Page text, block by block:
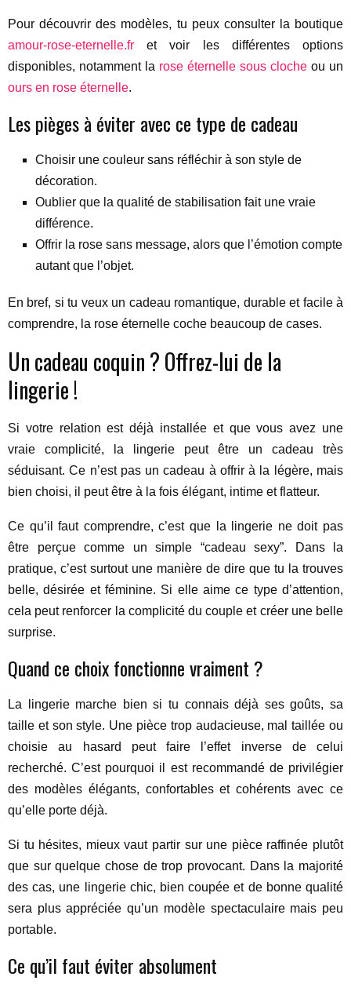
Pour découvrir des modèles, tu peux consulter la boutique
amour-rose-eternelle.fr et voir les différentes options
disponibles, notamment la rose éternelle sous cloche ou un
ours en rose éternelle.
Les pièges à éviter avec ce type de cadeau
Choisir une couleur sans réfléchir à son style de
décoration.
Oublier que la qualité de stabilisation fait une vraie
différence.
Offrir la rose sans message, alors que l’émotion compte
autant que l’objet.
En bref, si tu veux un cadeau romantique, durable et facile à
comprendre, la rose éternelle coche beaucoup de cases.
Un cadeau coquin ? Offrez-lui de la
lingerie !
Si votre relation est déjà installée et que vous avez une
vraie complicité, la lingerie peut être un cadeau très
séduisant. Ce n’est pas un cadeau à offrir à la légère, mais
bien choisi, il peut être à la fois élégant, intime et flatteur.
Ce qu’il faut comprendre, c’est que la lingerie ne doit pas
être perçue comme un simple “cadeau sexy”. Dans la
pratique, c’est surtout une manière de dire que tu la trouves
belle, désirée et féminine. Si elle aime ce type d’attention,
cela peut renforcer la complicité du couple et créer une belle
surprise.
Quand ce choix fonctionne vraiment ?
La lingerie marche bien si tu connais déjà ses goûts, sa
taille et son style. Une pièce trop audacieuse, mal taillée ou
choisie au hasard peut faire l’effet inverse de celui
recherché. C’est pourquoi il est recommandé de privilégier
des modèles élégants, confortables et cohérents avec ce
qu’elle porte déjà.
Si tu hésites, mieux vaut partir sur une pièce raffinée plutôt
que sur quelque chose de trop provocant. Dans la majorité
des cas, une lingerie chic, bien coupée et de bonne qualité
sera plus appréciée qu’un modèle spectaculaire mais peu
portable.
Ce qu’il faut éviter absolument